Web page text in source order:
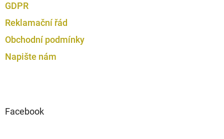
GDPR
Reklamační řád
Obchodní podmínky
Napište nám
Facebook